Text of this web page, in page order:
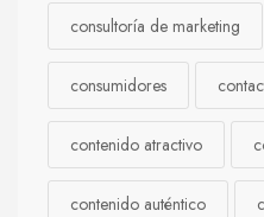
consultoría de marketing
consumidores
contenido atractivo
contenido auténtico